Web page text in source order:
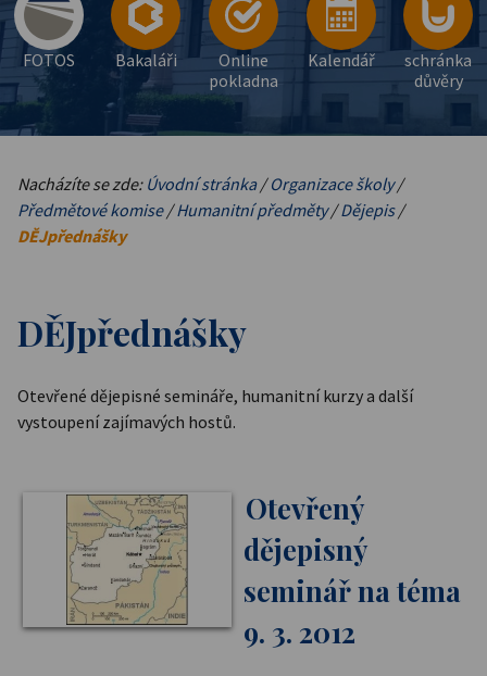
FOTOS Bakaláři
Online
pokladna
Kalendář
schránka
důvěry
Nacházíte se zde: Úvodní stránka/Organizace školy/
Předmětové komise/Humanitní předměty/Dějepis/
DĚJpřednášky
DĚJpřednášky
Otevřené dějepisné semináře, humanitní kurzy a další
vystoupení zajímavých hostů.
Otevřený
dějepisný
seminář na téma
9. 3. 2012